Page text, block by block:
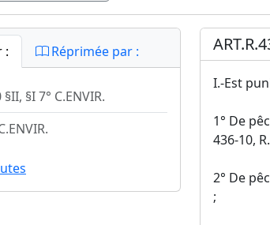
: Réprimée par :
§I 7° C.ENVIR.
I.-Est
1° De
436-10,
2° De
;